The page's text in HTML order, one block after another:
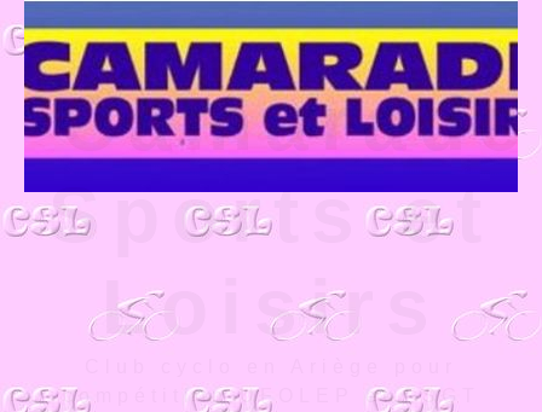
Camarade
Sports et
Loisirs
compétition UFOLEP et FSGT